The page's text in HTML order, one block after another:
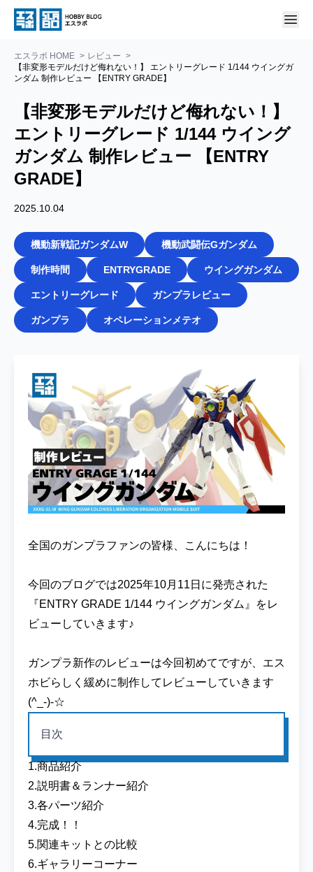
エスラボ HOME
レビュー
【非変形モデルだけど侮れない！】 エントリーグレード 1/144 ウイングガ
ンダム 制作レビュー 【ENTRY GRADE】
【非変形モデルだけど侮れない！】
エントリーグレード 1/144 ウイング
ガンダム 制作レビュー 【ENTRY
GRADE】
2025.10.04
機動新戦記ガンダムW 機動武闘伝Gガンダム
制作時間 ENTRYGRADE ウイングガンダム
エントリーグレード ガンプラレビュー
ガンプラ オペレーションメテオ
全国のガンプラファンの皆様、こんにちは！
今回のブログでは2025年10月11日に発売された
『ENTRY GRADE 1/144 ウイングガンダム』をレ
ビューしていきます♪
ガンプラ新作のレビューは今回初めてですが、エス
ホビらしく緩めに制作してレビューしていきます
(^_-)-☆
目次
1.商品紹介
2.説明書＆ランナー紹介
3.各パーツ紹介
4.完成！！
5.関連キットとの比較
6.ギャラリーコーナー